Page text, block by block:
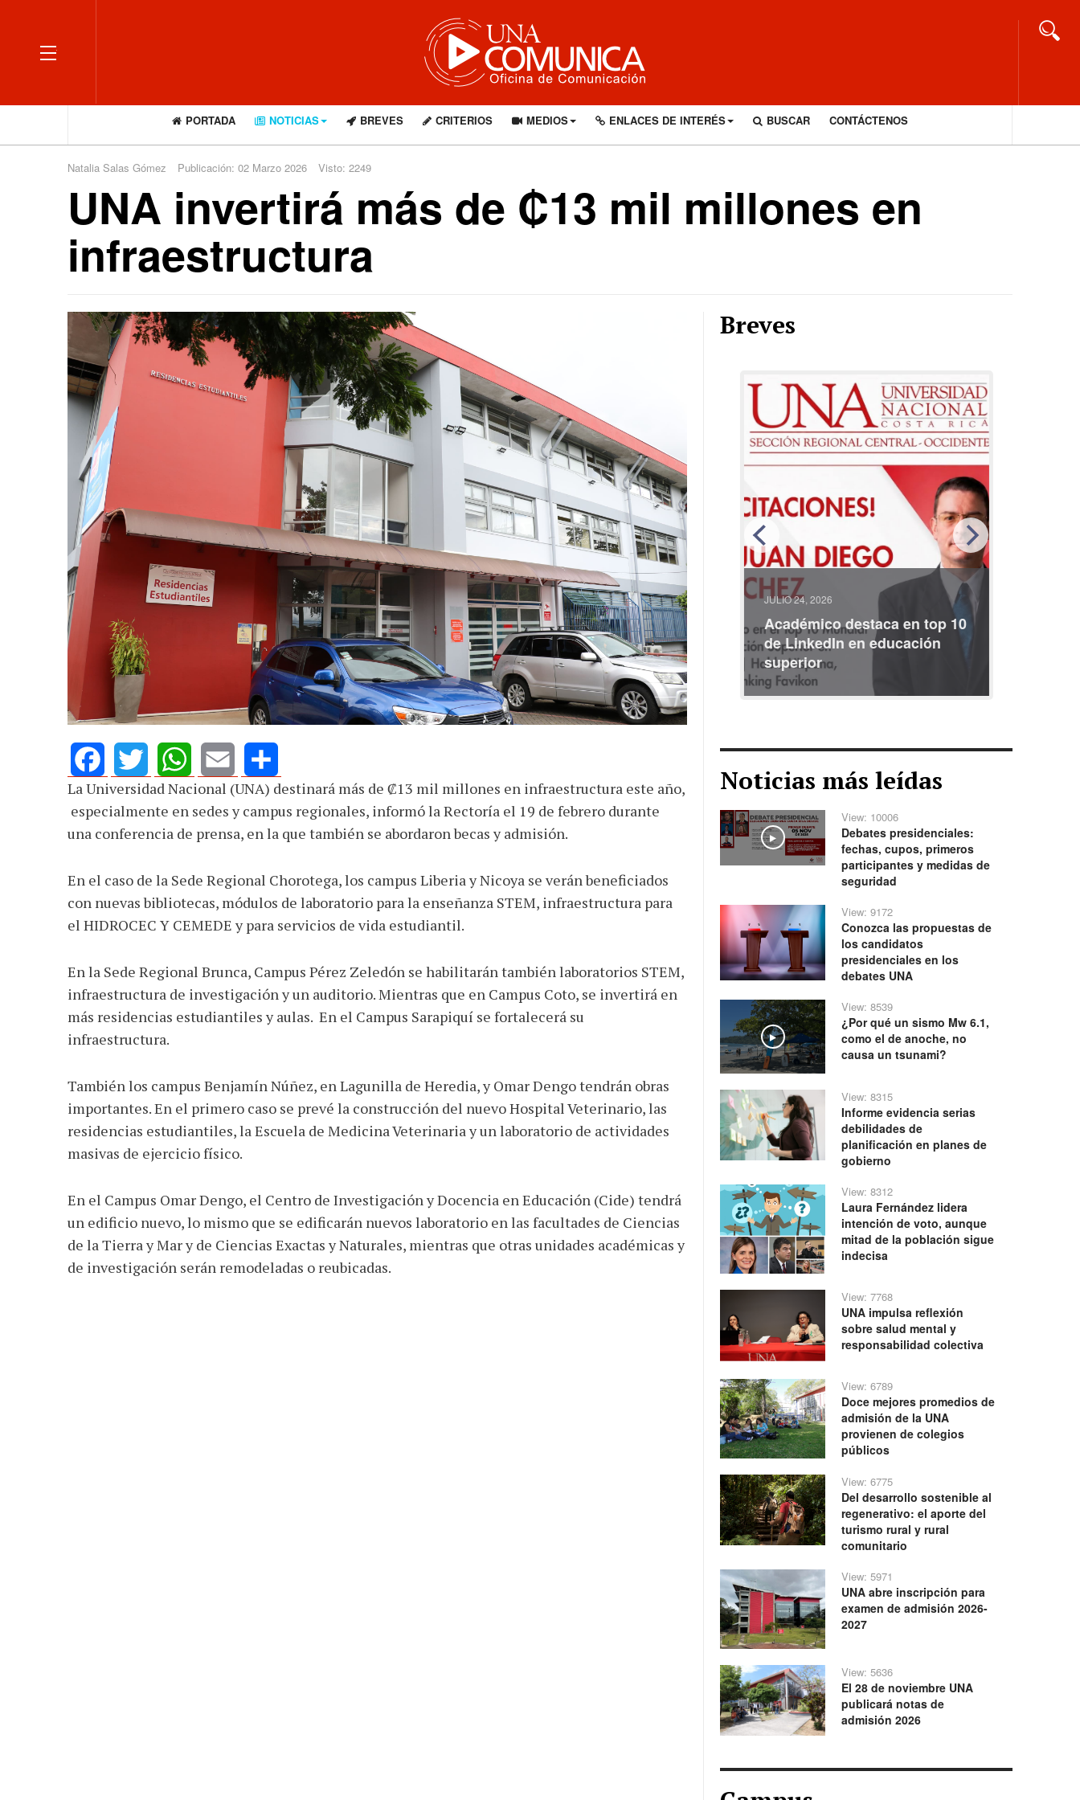
OFF CANVAS
PORTADA NOTICIAS BREVES CRITERIOS MEDIOS ENLACES DE INTERÉS BUSCAR CONTÁCTENOS
Natalia Salas Gómez Publicación: 02 Marzo 2026 Visto: 2249
UNA invertirá más de ₡13 mil millones en
infraestructura
FacebookTwitterWhatsApp
Email Share
La Universidad Nacional (UNA) destinará más de ₡13 mil millones en infraestructura este año,
especialmente en sedes y campus regionales, informó la Rectoría el 19 de febrero durante
una conferencia de prensa, en la que también se abordaron becas y admisión.
En el caso de la Sede Regional Chorotega, los campus Liberia y Nicoya se verán beneficiados
con nuevas bibliotecas, módulos de laboratorio para la enseñanza STEM, infraestructura para
el HIDROCEC Y CEMEDE y para servicios de vida estudiantil.
En la Sede Regional Brunca, Campus Pérez Zeledón se habilitarán también laboratorios STEM,
infraestructura de investigación y un auditorio. Mientras que en Campus Coto, se invertirá en
más residencias estudiantiles y aulas. En el Campus Sarapiquí se fortalecerá su
infraestructura.
También los campus Benjamín Núñez, en Lagunilla de Heredia, y Omar Dengo tendrán obras
importantes. En el primero caso se prevé la construcción del nuevo Hospital Veterinario, las
residencias estudiantiles, la Escuela de Medicina Veterinaria y un laboratorio de actividades
masivas de ejercicio físico.
En el Campus Omar Dengo, el Centro de Investigación y Docencia en Educación (Cide) tendrá
un edificio nuevo, lo mismo que se edificarán nuevos laboratorio en las facultades de Ciencias
de la Tierra y Mar y de Ciencias Exactas y Naturales, mientras que otras unidades académicas y
de investigación serán remodeladas o reubicadas.
Breves
AGOSTO 05, 2026
Consejo Universitario llama a
defender la democracia
JULIO 24, 2026
Rechazo al reparto desigual
de ganancias es mayor
cuando hubo esfuerzo
JULIO 24, 2026
Académico destaca en top 10
de LinkedIn en educación
superior
Noticias más leídas
Play
View: 10006
Debates presidenciales:
fechas, cupos, primeros
participantes y medidas de
seguridad
View: 9172
Conozca las propuestas de
los candidatos
presidenciales en los
debates UNA
Play
View: 8539
¿Por qué un sismo Mw 6.1,
como el de anoche, no
causa un tsunami?
View: 8315
Informe evidencia serias
debilidades de
planificación en planes de
gobierno
View: 8312
Laura Fernández lidera
intención de voto, aunque
mitad de la población sigue
indecisa
View: 7768
UNA impulsa reflexión
sobre salud mental y
responsabilidad colectiva
View: 6789
Doce mejores promedios de
admisión de la UNA
provienen de colegios
públicos
View: 6775
Del desarrollo sostenible al
regenerativo: el aporte del
turismo rural y rural
comunitario
View: 5971
UNA abre inscripción para
examen de admisión 2026-
2027
View: 5636
El 28 de noviembre UNA
publicará notas de
admisión 2026